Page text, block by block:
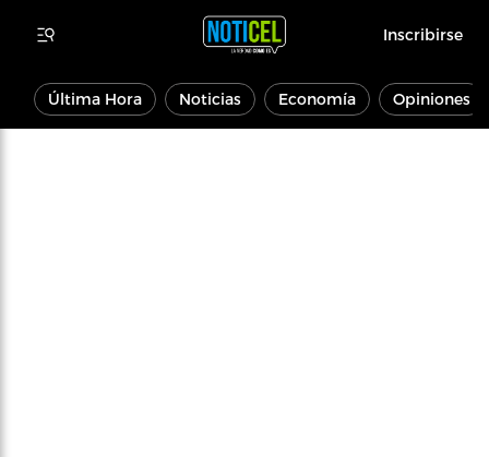
Inscribirse
Última Hora Noticias Economía Opiniones